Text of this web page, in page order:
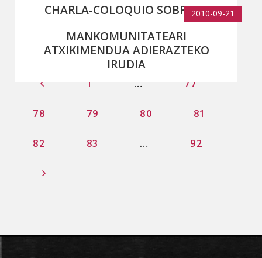
AURKEZTU DUTE
CHARLA-COLOQUIO SOBRE EL
APRENDIZAJE DEL EUSKARA
2010-09-21
MANKOMUNITATEARI
ATXIKIMENDUA ADIERAZTEKO
IRUDIA
1 … 77
78 79 80 81
82 83 … 92